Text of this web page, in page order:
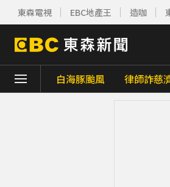
東森電視 EBC地產王 造咖
白海豚颱風 律師詐慈